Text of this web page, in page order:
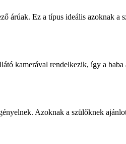
árúak. Ez a típus ideális azoknak a
kamerával rendelkezik, így a baba
Azoknak a szülőknek